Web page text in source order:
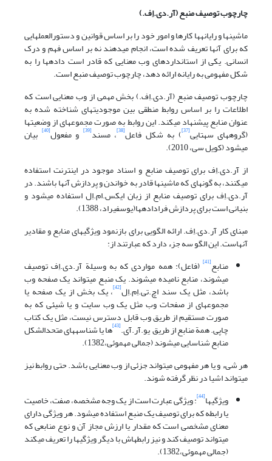
چارچوب توصیف منبع (آر.دی.اِف.)
ماشینها و رایانه‎ها کارها و امور خود را بر اساس قوانین و دستورالعمل‎هایی
که برای آنها تعریف شده است، انجام می‎دهند نه بر اساس فهم و درک
انسانی. یکی از استانداردهای وب معنایی که قادر است داده‎ها را به
شکل مفهومی به رایانه ارائه دهد، چارچوب توصیف منبع است.
چارچوب توصیف منبع (آر.دی.اِف.) بخش مهمی از وب معنایی است که
اطلاعات را بر اساس روابط منطقی بین موجودیتهای شناخته شده به
عنوان منابع پیشنهاد می‎کند. این روابط به صورت مجموعه‎ای از وضعیتها
(گروه‎های سه‎تایی [37] ) به شکل فاعل[38] ، مسند[39] و مفعول[40] بیان
می‎شود (کویل سی، 2010).
از آر.دی.اِف برای توصیف منابع و اسناد موجود در اینترنت استفاده
می‎کنند، به گونه‎ای که ماشینها قادر به خواندن و پردازش آنها باشند. در
آر.دی.اِف برای توصیف منابع از زبان ایکس.ام.اِل استفاده می‎شود و
بنیانی است برای پردازش فراداده‎ها(یوسفی‎راد، 1388).
مبنای کار آر.دی.اِف. ارائه الگویی برای بازنمود ویژگیهای منابع و مقادیر
آنهاست. این الگو سه جزء دارد که عبارتند از:
منابع[41] (فاعل): همه مواردی که به وسیلة آر.دی.اِف توصیف
می‎شوند، منابع نامیده می‎شوند. یک منبع می‎تواند یک صفحه وب
باشد، مثل یک سند اچ.تی.اِم.اِل[42] ، یک بخش از یک صفحه یا
مجموعه‎ای از صفحات وب مثل یک وب سایت و یا شیئی که به
صورت مستقیم از طریق وب قابل دسترس نیست، مثل یک کتاب
چاپی. همة منابع از طریق یو.آر.آی.[43] ها یا شناسه‎های متحدالشکل
منابع شناسایی می‎شوند (جمالی مهموئی،1382).
هر شیء و یا هر مفهومی می‎تواند جزئی از وب معنایی باشد. حتی روابط نیز
می‎تواند اشیا در نظر گرفته شوند.
ویژگیها[44] : ویژگی عبارت است از یک وجه مشخصه، صفت، خاصیت
یا رابطه که برای توصیف یک منبع استفاده می‎شود. هر ویژگی دارای
معنای مشخصی است که مقدار یا ارزش مجاز آن و نوع منابعی که
می‎تواند توصیف کند و نیز رابطه‎اش با دیگر ویژگیها را تعریف می‎کند
(جمالی مهموئی،1382).